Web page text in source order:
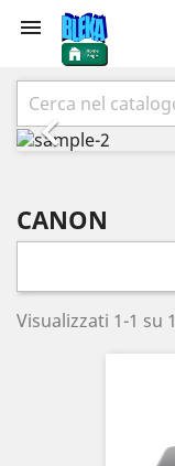


Precedente
CANON
Visualizzati 1-1 su